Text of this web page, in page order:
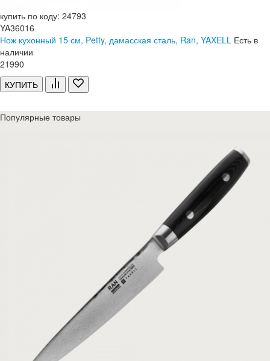
купить по коду: 24793
YA36016
Нож кухонный 15 см, Petty, дамасская сталь, Ran, YAXELL Есть в
наличии
21990
КУПИТЬ
Популярные товары